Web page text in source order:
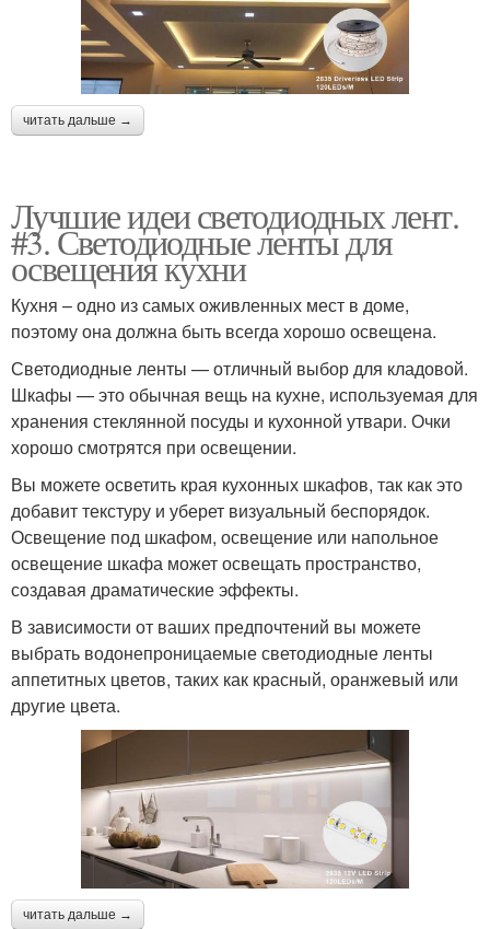
читать дальше →
Лучшие идеи светодиодных лент.
#3. Светодиодные ленты для
освещения кухни
Кухня – одно из самых оживленных мест в доме,
поэтому она должна быть всегда хорошо освещена.
Светодиодные ленты — отличный выбор для кладовой.
Шкафы — это обычная вещь на кухне, используемая для
хранения стеклянной посуды и кухонной утвари. Очки
хорошо смотрятся при освещении.
Вы можете осветить края кухонных шкафов, так как это
добавит текстуру и уберет визуальный беспорядок.
Освещение под шкафом, освещение или напольное
освещение шкафа может освещать пространство,
создавая драматические эффекты.
В зависимости от ваших предпочтений вы можете
выбрать водонепроницаемые светодиодные ленты
аппетитных цветов, таких как красный, оранжевый или
другие цвета.
читать дальше →